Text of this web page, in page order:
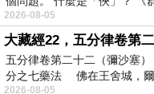
2026-08-05
大藏經22，五分律卷第
五分律卷第二十二（彌沙塞
分之七藥法 佛在王舍城，
2026-08-05